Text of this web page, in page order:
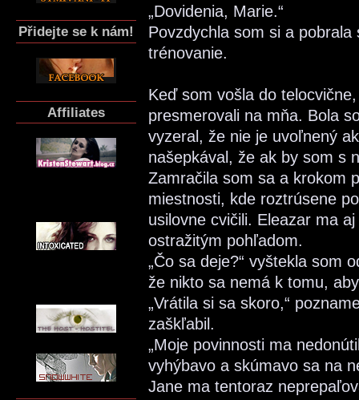
Přidejte se k nám!
Affiliates
„Dovidenia, Marie.“
Povzdychla som si a
trénovanie.
Keď som vošla do
presmerovali na mňa. Bola
vyzeral, že nie je uvoľnený
našepkával, že ak by som s
Zamračila som sa a krokom
miestnosti, kde roztrúsene
usilovne cvičili. Eleazar ma
ostražitým pohľadom.
„Čo sa deje?“ vyštekla som
že nikto sa nemá k tomu,
„Vrátila si sa skoro,“
zaškľabil.
„Moje povinnosti ma
vyhýbavo a skúmavo sa na
Jane ma tentoraz